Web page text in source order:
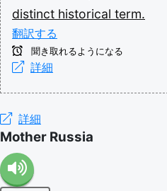
distinct historical term.
翻訳する
聞き取れるようになる
詳細
詳細
Mother Russia